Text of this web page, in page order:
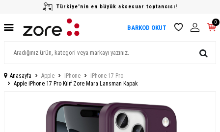
Türkiye'nin en büyük aksesuar toptancısı!
BARKOD OKUT
0
Anasayfa Apple iPhone
iPhone 17 Pro
Apple iPhone 17 Pro Kılıf Zore Mara Lansman Kapak